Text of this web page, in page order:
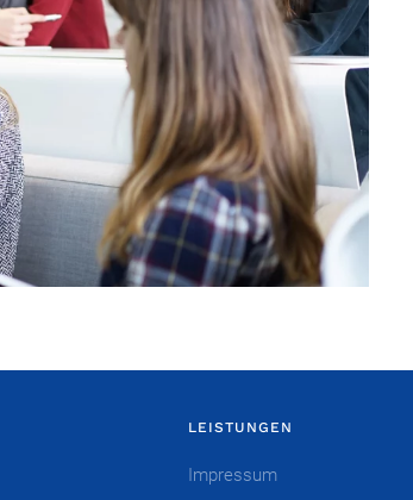
LEISTUNGEN
Impressum